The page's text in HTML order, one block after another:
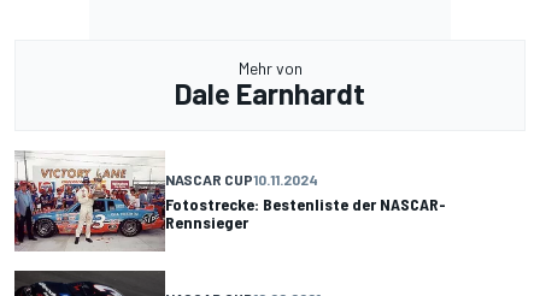
Mehr von
Dale Earnhardt
NASCAR CUP10.11.2024
Fotostrecke: Bestenliste der NASCAR-
Rennsieger